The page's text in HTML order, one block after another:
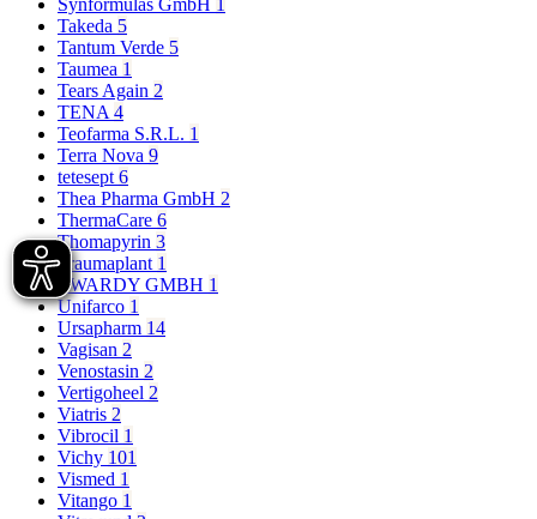
Synformulas GmbH 1
Takeda 5
Tantum Verde 5
Taumea 1
Tears Again 2
TENA 4
Teofarma S.R.L. 1
Terra Nova 9
tetesept 6
Thea Pharma GmbH 2
ThermaCare 6
Thomapyrin 3
Traumaplant 1
TWARDY GMBH 1
Unifarco 1
Ursapharm 14
Vagisan 2
Venostasin 2
Vertigoheel 2
Viatris 2
Vibrocil 1
Vichy 101
Vismed 1
Vitango 1